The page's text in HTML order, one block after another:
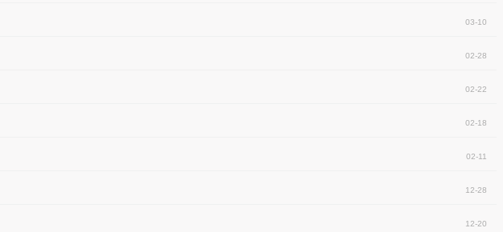
03-10
02-28
02-22
02-18
02-11
12-28
12-20